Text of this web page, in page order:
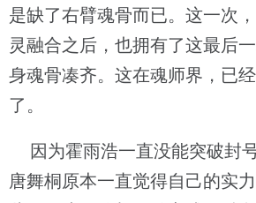
是缺了右臂魂骨而已。这一次
灵融合之后，也拥有了这最后
身魂骨凑齐。这在魂师界，已
了。
因为霍雨浩一直没能突破封
唐舞桐原本一直觉得自己的实